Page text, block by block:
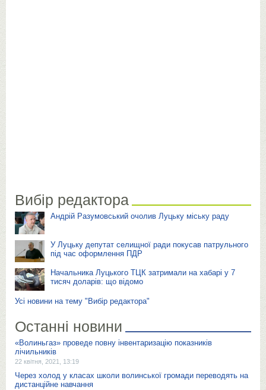
Вибір редактора
Андрій Разумовський очолив Луцьку міську раду
У Луцьку депутат селищної ради покусав патрульного
під час оформлення ПДР
Начальника Луцького ТЦК затримали на хабарі у 7
тисяч доларів: що відомо
Усі новини на тему "Вибір редактора"
Останні новини
«Волиньгаз» проведе повну інвентаризацію показників
лічильників
22 квітня, 2021, 13:19
Через холод у класах школи волинської громади переводять на
дистанційне навчання